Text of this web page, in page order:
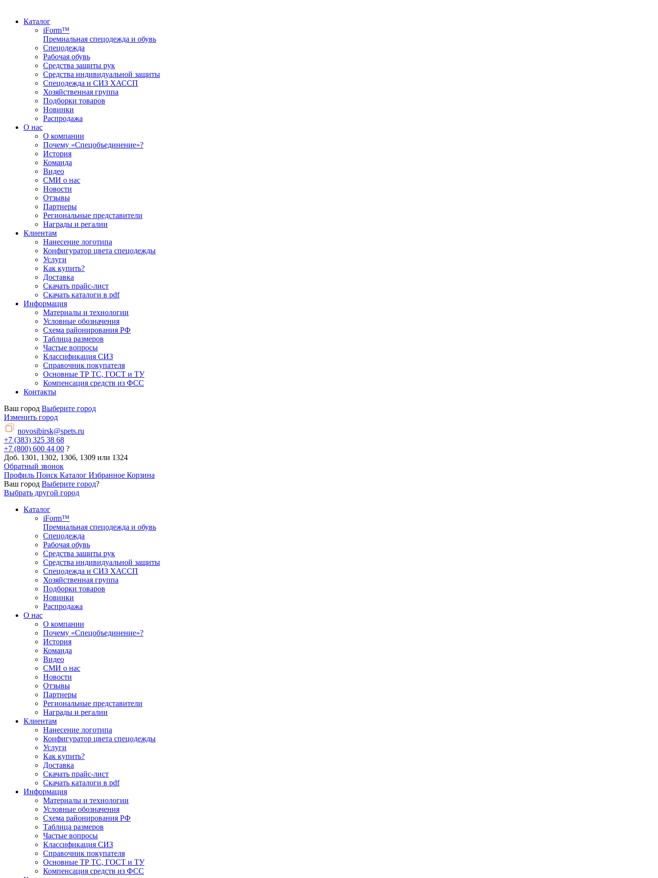
Каталог
iForm™
Премиальная спецодежда и обувь
Спецодежда
Рабочая обувь
Средства защиты рук
Средства индивидуальной защиты
Спецодежда и СИЗ ХАССП
Хозяйственная группа
Подборки товаров
Новинки
Распродажа
О нас
О компании
Почему «Спецобъединение»?
История
Команда
Видео
СМИ о нас
Новости
Отзывы
Партнеры
Региональные представители
Награды и регалии
Клиентам
Нанесение логотипа
Конфигуратор цвета спецодежды
Услуги
Как купить?
Доставка
Скачать прайс-лист
Скачать каталоги в pdf
Информация
Материалы и технологии
Условные обозначения
Схема районирования РФ
Таблица размеров
Частые вопросы
Классификация СИЗ
Справочник покупателя
Основные ТР ТС, ГОСТ и ТУ
Компенсация средств из ФСС
Контакты
Ваш город Выберите город
Изменить город
novosibirsk@spets.ru
+7 (383) 325 38 68
+7 (800) 600 44 00 ?
Доб. 1301, 1302, 1306, 1309 или 1324
Обратный звонок
Профиль Поиск Каталог Избранное Корзина
Ваш город Выберите город?
Выбрать другой город
Каталог
iForm™
Премиальная спецодежда и обувь
Спецодежда
Рабочая обувь
Средства защиты рук
Средства индивидуальной защиты
Спецодежда и СИЗ ХАССП
Хозяйственная группа
Подборки товаров
Новинки
Распродажа
О нас
О компании
Почему «Спецобъединение»?
История
Команда
Видео
СМИ о нас
Новости
Отзывы
Партнеры
Региональные представители
Награды и регалии
Клиентам
Нанесение логотипа
Конфигуратор цвета спецодежды
Услуги
Как купить?
Доставка
Скачать прайс-лист
Скачать каталоги в pdf
Информация
Материалы и технологии
Условные обозначения
Схема районирования РФ
Таблица размеров
Частые вопросы
Классификация СИЗ
Справочник покупателя
Основные ТР ТС, ГОСТ и ТУ
Компенсация средств из ФСС